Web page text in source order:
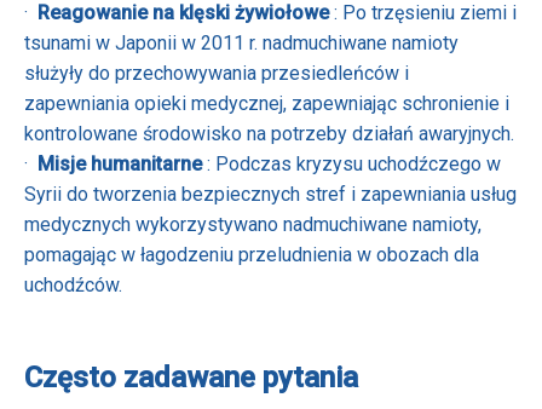
· Reagowanie na klęski żywiołowe: Po trzęsieniu ziemi i
tsunami w Japonii w 2011 r. nadmuchiwane namioty
służyły do ​​przechowywania przesiedleńców i
zapewniania opieki medycznej, zapewniając schronienie i
kontrolowane środowisko na potrzeby działań awaryjnych.
· Misje humanitarne: Podczas kryzysu uchodźczego w
Syrii do tworzenia bezpiecznych stref i zapewniania usług
medycznych wykorzystywano nadmuchiwane namioty,
pomagając w łagodzeniu przeludnienia w obozach dla
uchodźców.
Często zadawane pytania